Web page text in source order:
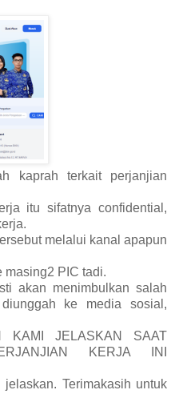
kaprah terkait perjanjian
itu sifatnya confidential,
melalui kanal apapun
masing2 PIC tadi.
akan menimbulkan salah
ke media sosial,
KAMI JELASKAN SAAT
KERJA INI
Terimakasih untuk